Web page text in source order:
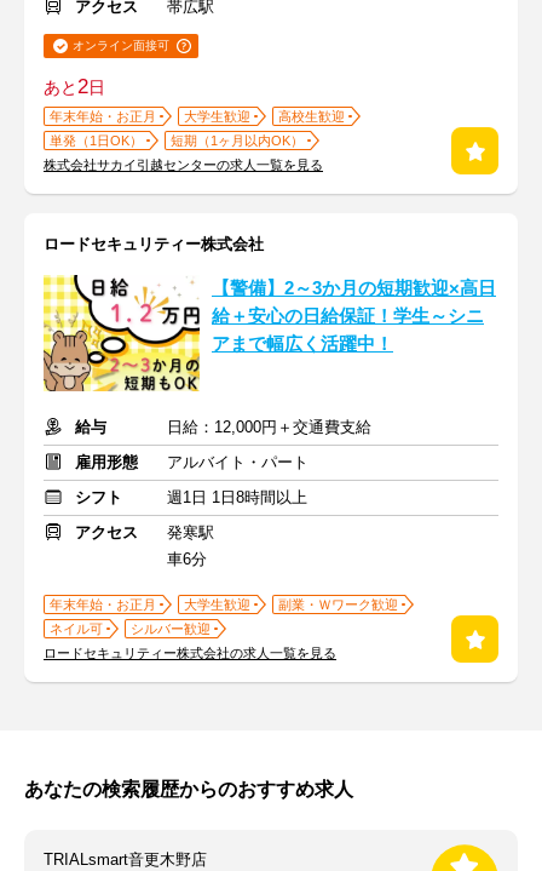
アクセス 帯広駅
オンライン面接可
あと2日
年末年始・お正月 大学生歓迎
高校生歓迎
単発（1日OK）
短期（1ヶ月以内OK）
株式会社サカイ引越センターの求人一覧を見る
ロードセキュリティー株式会社
【警備】2～3か月の短期歓迎×高日
給＋安心の日給保証！学生～シニ
アまで幅広く活躍中！
給与
日給：12,000円＋交通費支給
雇用形態
アルバイト・パート
シフト
週1日 1日8時間以上
アクセス
発寒駅
車6分
年末年始・お正月 大学生歓迎
副業・Ｗワーク歓迎
ネイル可
シルバー歓迎
ロードセキュリティー株式会社の求人一覧を見る
あなたの検索履歴からのおすすめ求人
TRIALsmart音更木野店